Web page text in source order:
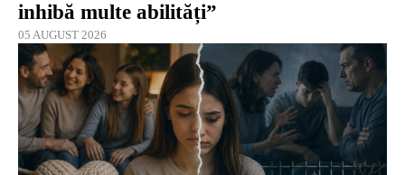
inhibă multe abilități”
05 AUGUST 2026